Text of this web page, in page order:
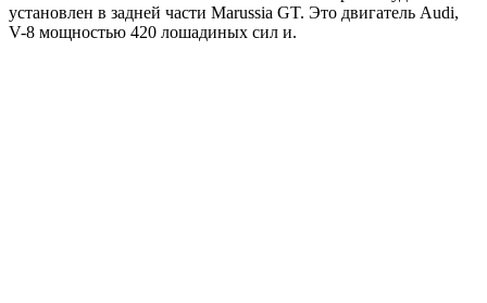
установлен в задней части Marussia GT. Это двигатель Audi,
V-8 мощностью 420 лошадиных сил и.